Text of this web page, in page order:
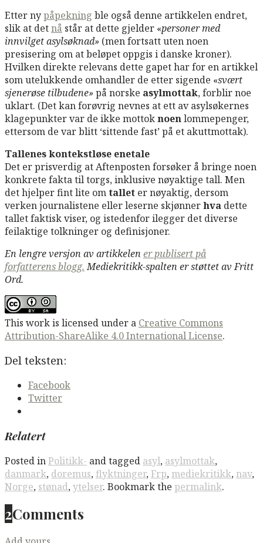
Etter nypåpekning ble også denne artikkelen endret,
slik at detnå står at dette gjelder «personer med
innvilget asylsøknad» (men fortsatt uten noen
presisering om at beløpet oppgis i danske kroner).
Hvilken direkte relevans dette gapet har for en artikkel
som utelukkende omhandler de etter sigende «svært
sjenerøse tilbudene»på norske asylmottak, forblir noe
uklart. (Det kan forøvrig nevnes at ett av asylsøkernes
klagepunkter var de ikke mottoknoenlommepenger,
ettersom de var blitt ‘sittende fast’ på et akuttmottak).
Tallenes kontekstløse enetale
Det er prisverdig at Aftenposten forsøker å bringe noen
konkrete fakta til torgs, inklusive nøyaktige tall. Men
det hjelper fint lite omtallet er nøyaktig, dersom
verken journalistene eller leserne skjønnerhva dette
tallet faktisk viser, og istedenfor ilegger det diverse
feilaktige tolkninger og definisjoner.
En lengre versjon av artikkelen er publisert på
forfatterens blogg.Mediekritikk-spalten er støttet av Fritt
Ord.
This work is licensed under a Creative Commons
Attribution-ShareAlike 4.0 International License.
Del teksten:
Facebook
Twitter
Relatert
Posted inPolitikk- and tagged asyl, asylmottak,
danmark, doremus,flyktninger,Frp,mediekritikk,nav,
Norge, stønad,ytelser. Bookmark the permalink.
2Comments